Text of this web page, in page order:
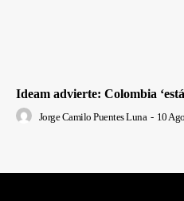
Ideam advierte: Colombia
Jorge Camilo Puentes Luna - 10